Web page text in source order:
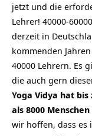
jetzt und die
Lehrer! 40000-
derzeit in
kommenden
40000 Lehrern. Es
die auch gern
Yoga Vidya hat
als 8000
wir hoffen, dass es